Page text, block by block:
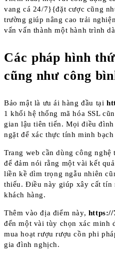
vang cá 24/7}{đặt cược cũng
trường giúp nâng cao trải
vấn vấn thành một hành trình
Các pháp hình
cũng như công
Bảo mật là ưu ái hàng đầu tại
1 khối hệ thống mã hóa SSL
gian lậu tiên tiến. Mọi điều
ngặt để xác thực tính minh
Trang web cần dùng công
để đảm nói rằng một vài kết
liền kề dìm trọng ngẫu nhiên
thiếu. Điều này giúp xây cất tín
khách hàng.
Thêm vào địa điểm này, https://
đến một vài tùy chọn xác minh
mua hoạt rượu rượu cồn phi
gia đình nghịch.